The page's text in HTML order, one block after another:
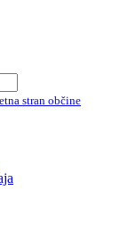
stran občine